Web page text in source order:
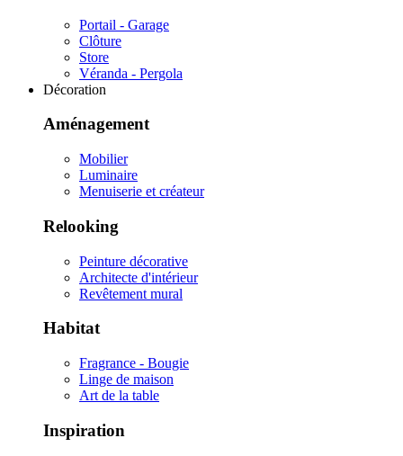
Portail - Garage
Clôture
Store
Véranda - Pergola
Décoration
Aménagement
Mobilier
Luminaire
Menuiserie et créateur
Relooking
Peinture décorative
Architecte d'intérieur
Revêtement mural
Habitat
Fragrance - Bougie
Linge de maison
Art de la table
Inspiration